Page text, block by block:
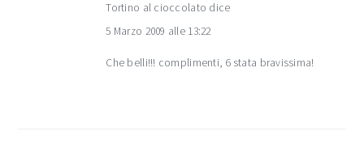
Tortino al cioccolato dice
5 Marzo 2009 alle 13:22
Che belli!!! complimenti, 6 stata bravissima!